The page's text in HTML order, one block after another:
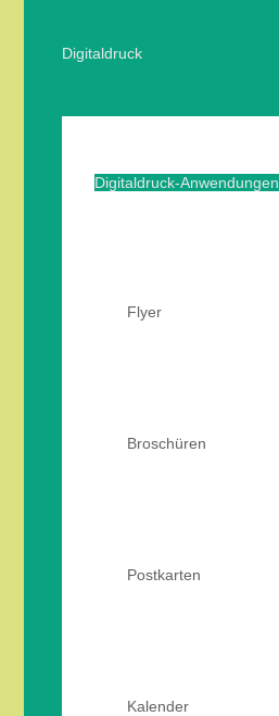
Digitaldruck
Digitaldruck-Anwendungen
Flyer
Broschüren
Postkarten
Kalender